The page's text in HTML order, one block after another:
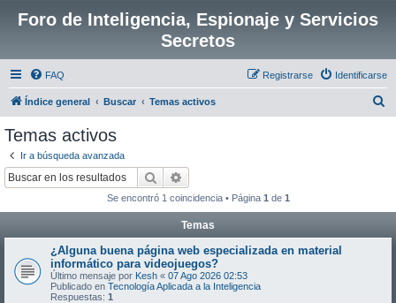
Foro de Inteligencia, Espionaje y Servicios
Secretos
FAQ Identificarse
Registrarse
Índice general Buscar Temas activos
Temas activos
Ir a búsqueda avanzada
Buscar
Se encontró 1 coincidencia • Página 1 de 1
Temas
¿Alguna buena página web especializada en material
informático para videojuegos?
Último mensaje por Kesh « 07 Ago 2026 02:53
Publicado en Tecnología Aplicada a la Inteligencia
Respuestas: 1